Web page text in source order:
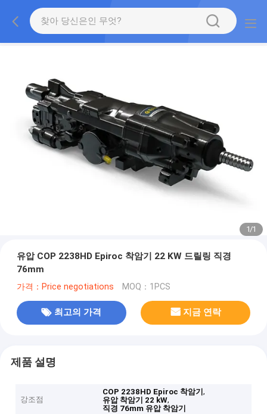
1/1
유압 COP 2238HD Epiroc 착암기 22 KW 드릴링 직경
76mm
가격：Price negotiations MOQ：1PCS
최고의 가격 지금 연락
제품 설명
강조점
COP 2238HD Epiroc 착암기,
유압 착암기 22 kW,
직경 76mm 유압 착암기